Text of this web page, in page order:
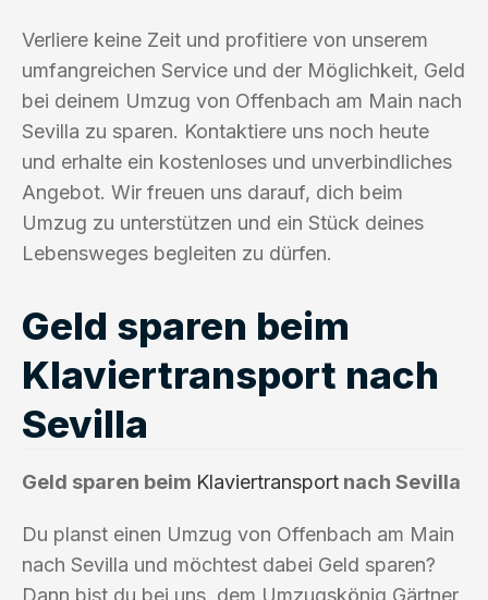
Verliere keine Zeit und profitiere von unserem
umfangreichen Service und der Möglichkeit, Geld
bei deinem Umzug von Offenbach am Main nach
Sevilla zu sparen. Kontaktiere uns noch heute
und erhalte ein kostenloses und unverbindliches
Angebot. Wir freuen uns darauf, dich beim
Umzug zu unterstützen und ein Stück deines
Lebensweges begleiten zu dürfen.
Geld sparen beim
Klaviertransport nach
Sevilla
Geld sparen beim Klaviertransport nach Sevilla
Du planst einen Umzug von Offenbach am Main
nach Sevilla und möchtest dabei Geld sparen?
Dann bist du bei uns, dem Umzugskönig Gärtner